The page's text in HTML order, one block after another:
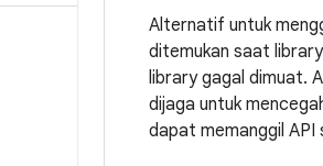
Alternatif untuk
ditemukan saat
library gagal dimuat.
dijaga untuk
dapat memanggil API